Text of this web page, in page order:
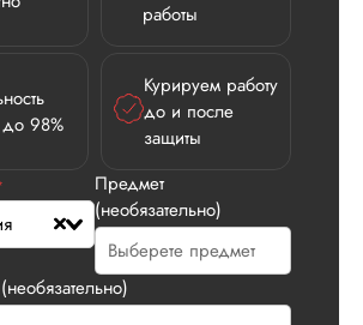
работы
98%
Курируем работу
до и после
защиты
Предмет
(необязательно)Дата:
У нас с другом
заказ на
устроила стоимость